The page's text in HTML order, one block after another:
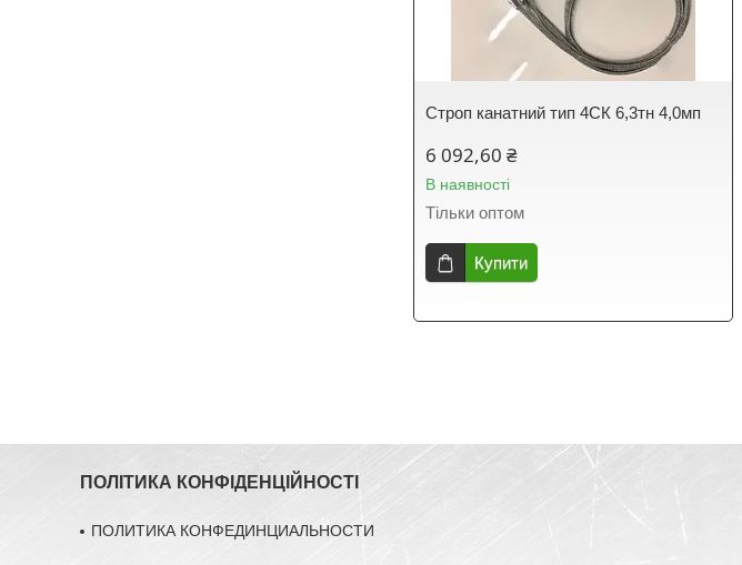
Строп канатний тип 4СК 6,3тн 4,0мп
6 092,60 ₴
В наявності
Тільки оптом
Купити
ПОЛІТИКА КОНФІДЕНЦІЙНОСТІ
ПОЛИТИКА КОНФЕДИНЦИАЛЬНОСТИ